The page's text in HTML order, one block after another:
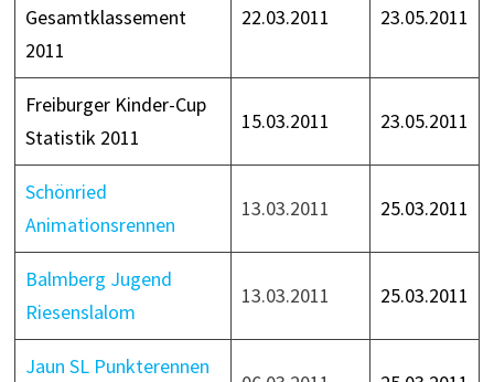
Gesamtklassement
2011
22.03.2011 23.05.2011
Freiburger Kinder-Cup
Statistik 2011
15.03.2011 23.05.2011
Schönried
Animationsrennen
13.03.2011 25.03.2011
Balmberg Jugend
Riesenslalom
13.03.2011 25.03.2011
Jaun SL Punkterennen